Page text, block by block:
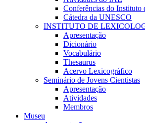
Conferências do
Cátedra da UNESCO
INSTITUTO DE
Apresentação
Dicionário
Vocabulário
Thesaurus
Acervo Lexicográfico
Seminário de Jovens Cientistas
Apresentação
Atividades
Membros
Museu